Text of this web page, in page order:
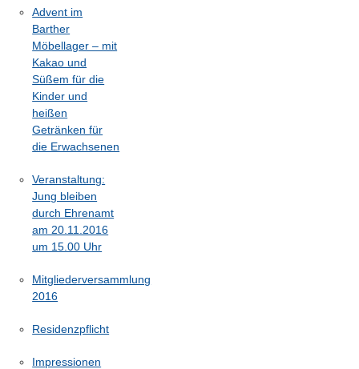
Advent im
Barther
Möbellager – mit
Kakao und
Süßem für die
Kinder und
heißen
Getränken für
die Erwachsenen
Veranstaltung:
Jung bleiben
durch Ehrenamt
am 20.11.2016
um 15.00 Uhr
Mitgliederversammlung
2016
Residenzpflicht
Impressionen